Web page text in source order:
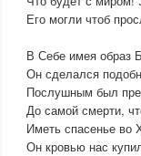
Его могли чтоб
В Себе имея образ
Он сделался
Послушным был
До самой смерти,
Иметь спасенье во
Он кровью нас